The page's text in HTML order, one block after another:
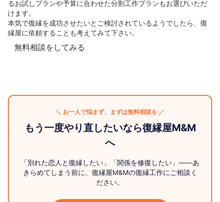
るお試しプランや予算に合わせた分割工作プランもお選びいただ
けます。
本気で復縁を成功させたいとご検討されているようでしたら、復
縁屋に依頼することも考えてみて下さい。
無料相談をしてみる
＼ お一人で悩まず、まずは無料相談を ／
もう一度やり直したいなら復縁屋M&M
へ
「別れた恋人と復縁したい」「関係を修復したい」——あ
きらめてしまう前に、復縁屋M&Mの復縁工作にご相談く
ださい。